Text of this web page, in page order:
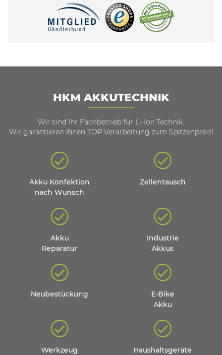
HKM AKKUTECHNIK
Wir sind Ihr Fachbetrieb für Li-Ion Technik.
Wir garantieren Ihnen TOP Verarbeitung zum Spitzenpreis!
Akku Konfektion
nach Wunsch
Zellentausch
Akku
Reparatur
Industrie
Akkus
Neubestückung
E-Bike
Akku
Werkzeug
Haushaltsgeräte